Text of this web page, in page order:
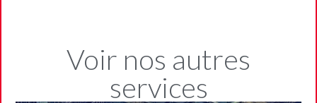
Voir nos autres
services